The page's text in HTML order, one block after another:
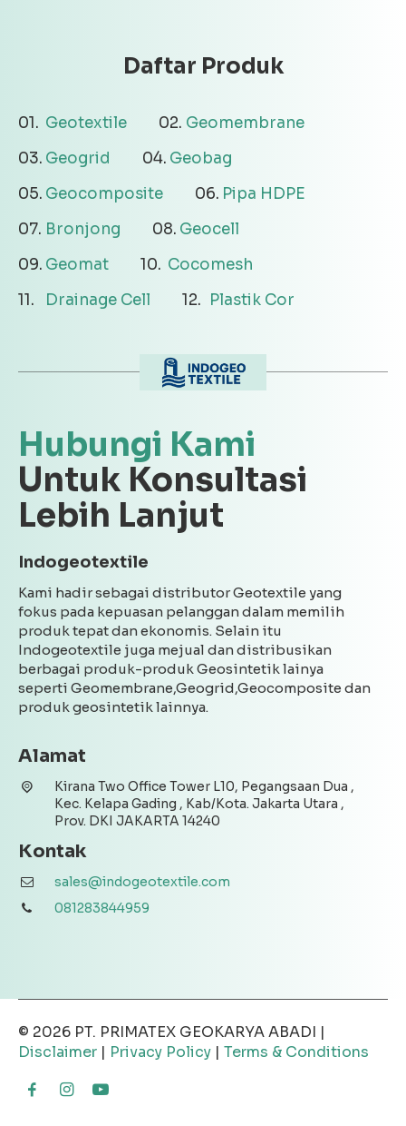
Daftar Produk
Geotextile
Geomembrane
Geogrid
Geobag
Geocomposite
Pipa HDPE
Bronjong
Geocell
Geomat
Cocomesh
Drainage Cell
Plastik Cor
Hubungi Kami
Untuk Konsultasi
Lebih Lanjut
Indogeotextile
Kami hadir sebagai distributor Geotextile yang
fokus pada kepuasan pelanggan dalam memilih
produk tepat dan ekonomis. Selain itu
Indogeotextile juga mejual dan distribusikan
berbagai produk-produk Geosintetik lainya
seperti Geomembrane,Geogrid,Geocomposite dan
produk geosintetik lainnya.
Alamat
Kirana Two Office Tower L10, Pegangsaan Dua ,
Kec. Kelapa Gading , Kab/Kota. Jakarta Utara ,
Prov. DKI JAKARTA 14240
Kontak
sales@indogeotextile.com
081283844959
© 2026 PT. PRIMATEX GEOKARYA ABADI |
Disclaimer | Privacy Policy | Terms & Conditions